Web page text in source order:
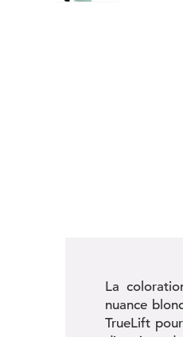
La
nuance
TrueLift